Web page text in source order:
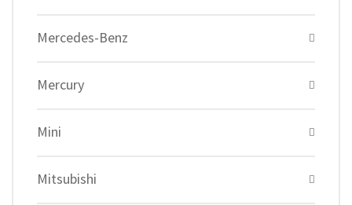
Mercedes-Benz
Mercury
Mini
Mitsubishi